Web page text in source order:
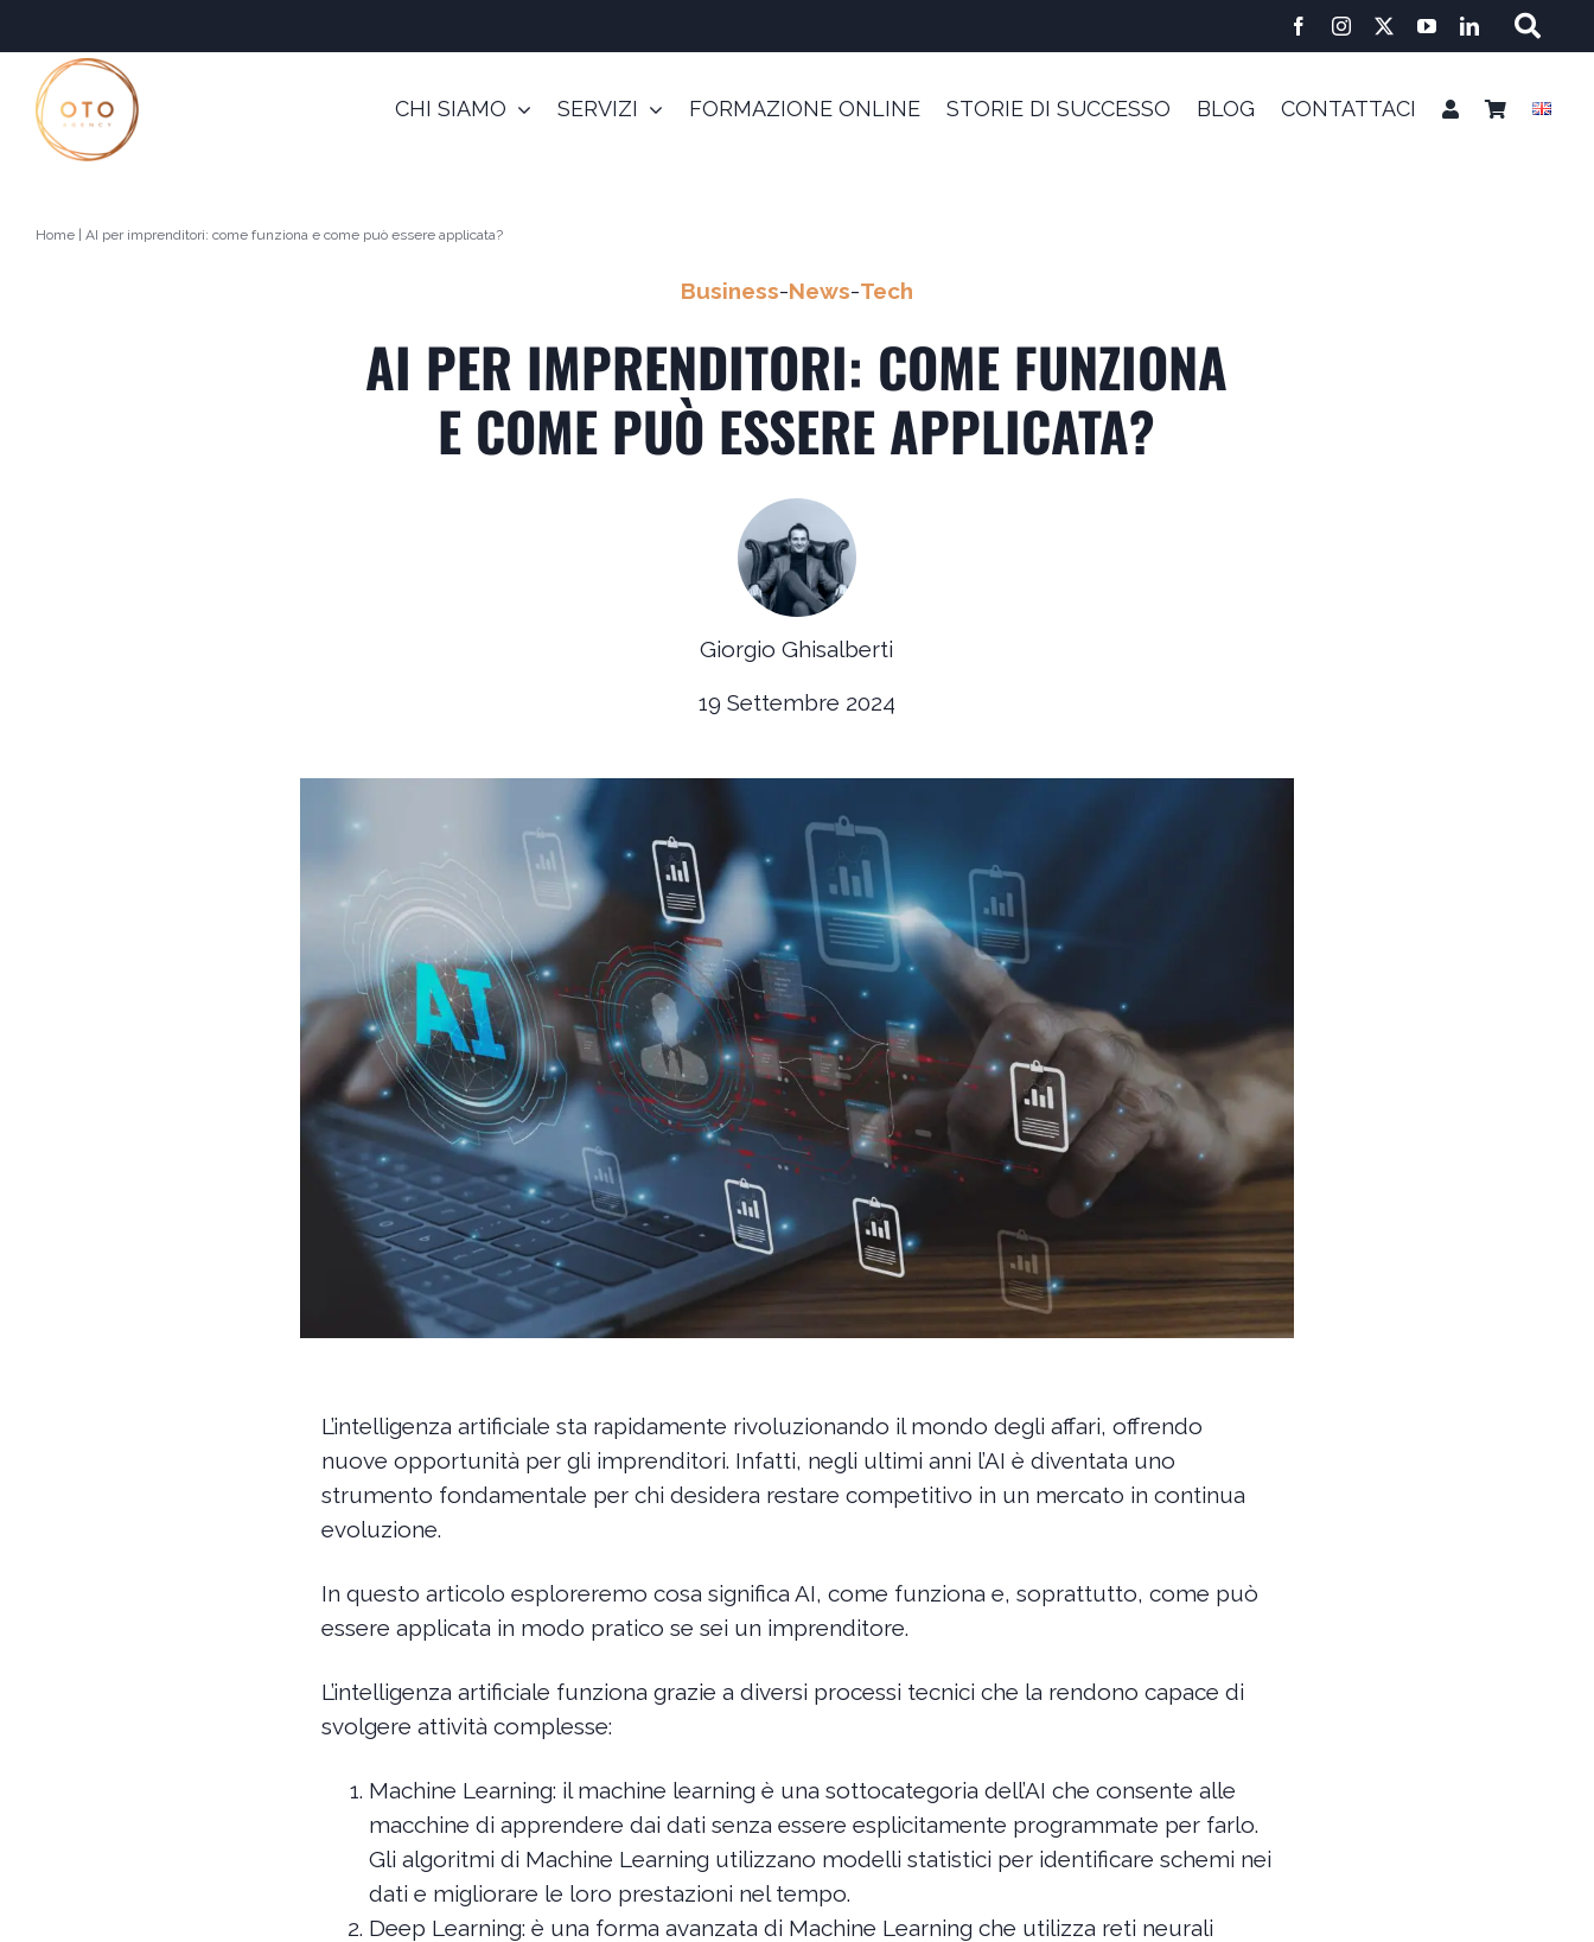
al
contenuto
CHI SIAMO SERVIZI FORMAZIONE ONLINE STORIE DI SUCCESSO BLOG CONTATTACI
Home| AI per imprenditori: come funziona e come può essere applicata?
Business-News-Tech
AI PER IMPRENDITORI: COME FUNZIONA
E COME PUÒ ESSERE APPLICATA?
Giorgio Ghisalberti
19 Settembre 2024
L’intelligenza artificiale sta rapidamente rivoluzionando il mondo degli affari, offrendo
nuove opportunità per gli imprenditori. Infatti, negli ultimi anni l’AI è diventata uno
strumento fondamentale per chi desidera restare competitivo in un mercato in continua
evoluzione.
In questo articolo esploreremo cosa significa AI, come funziona e, soprattutto, come può
essere applicata in modo pratico se sei un imprenditore.
L’intelligenza artificiale funziona grazie a diversi processi tecnici che la rendono capace di
svolgere attività complesse:
Machine Learning: il machine learning è una sottocategoria dell’AI che consente alle
macchine di apprendere dai dati senza essere esplicitamente programmate per farlo.
Gli algoritmi di Machine Learning utilizzano modelli statistici per identificare schemi nei
dati e migliorare le loro prestazioni nel tempo.
Deep Learning: è una forma avanzata di Machine Learning che utilizza reti neurali